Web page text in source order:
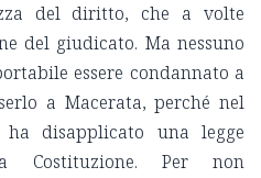
del diritto, che a volte
del giudicato. Ma nessuno
essere condannato a
a Macerata, perché nel
disapplicato una legge
Costituzione. Per non